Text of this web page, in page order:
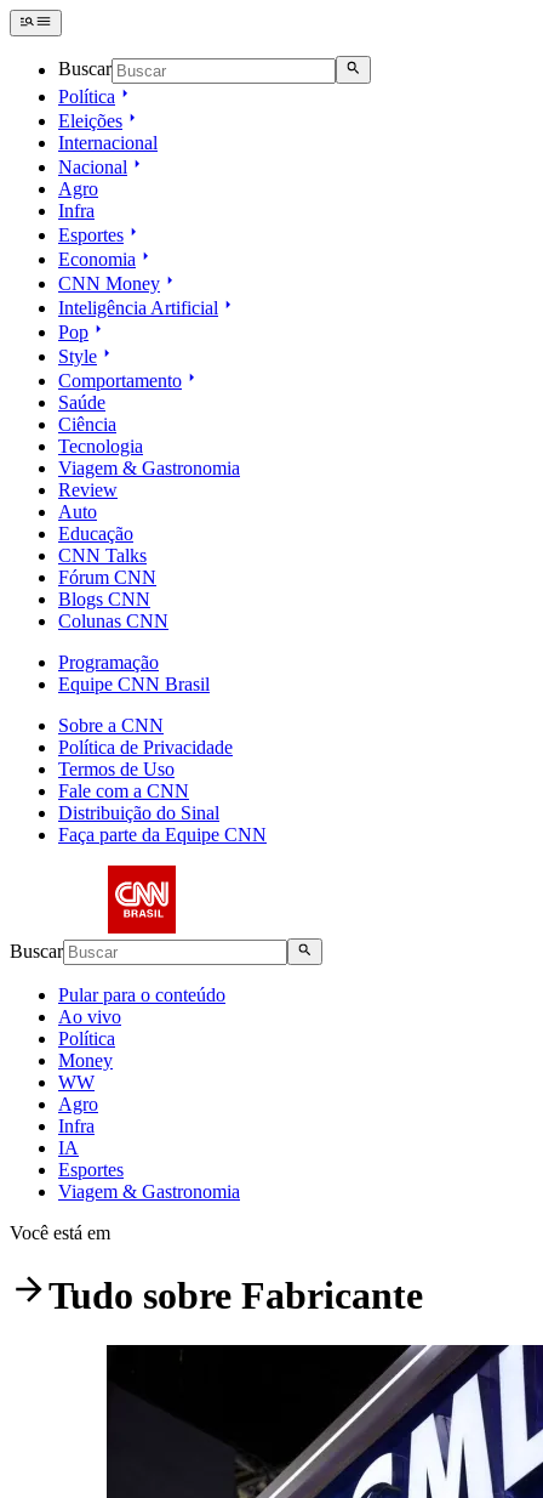
Buscar
Política
Eleições
Internacional
Nacional
Agro
Infra
Esportes
Economia
CNN Money
Inteligência Artificial
Pop
Style
Comportamento
Saúde
Ciência
Tecnologia
Viagem & Gastronomia
Review
Auto
Educação
CNN Talks
Fórum CNN
Blogs CNN
Colunas CNN
Programação
Equipe CNN Brasil
Sobre a CNN
Política de Privacidade
Termos de Uso
Fale com a CNN
Distribuição do Sinal
Faça parte da Equipe CNN
Buscar
Pular para o conteúdo
Ao vivo
Política
Money
WW
Agro
Infra
IA
Esportes
Viagem & Gastronomia
Você está em
Tudo sobre Fabricante